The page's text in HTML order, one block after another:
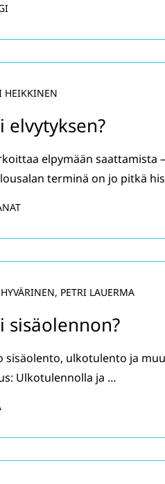
elvytyksen?
HEIKKINEN
elpymään
terminä on jo pitkä
sisäolennon?
PETRI LAUERMA
sisäolento, ulkotulento ja
Ulkotulennolla ja …